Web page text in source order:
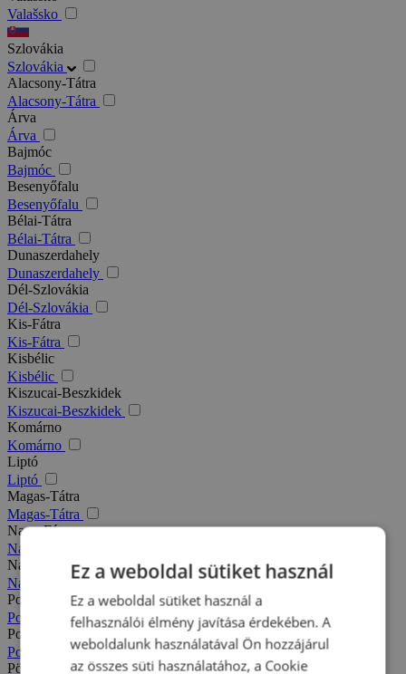
Valašsko
Szlovákia
Szlovákia
Alacsony-Tátra
Alacsony-Tátra
Árva
Árva
Bajmóc
Bajmóc
Besenyőfalu
Besenyőfalu
Bélai-Tátra
Bélai-Tátra
Dunaszerdahely
Dunaszerdahely
Dél-Szlovákia
Dél-Szlovákia
Kis-Fátra
Kis-Fátra
Kisbélic
Kisbélic
Kiszucai-Beszkidek
Kiszucai-Beszkidek
Komárno
Komárno
Liptó
Liptó
Magas-Tátra
Magas-Tátra
Nagy-Fátra
Nagy-Fátra
Nagymegyer
Nagymegyer
Podhajska
Podhajska
Pozsony
Pozsony
Pöstyén
Ez a weboldal sütiket használ
Ez a weboldal sütiket használ a
felhasználói élmény javítása érdekében. A
weboldalunk használatával Ön hozzájárul
az összes süti használatához, a Cookie